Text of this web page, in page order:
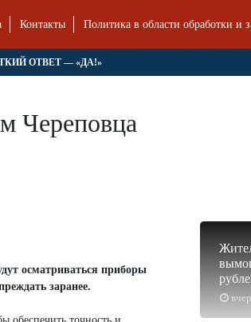
Контакты Политика в области обработки и
ОТВЕТ — «ДА!»
Череповца
осматриваться приборы
заранее.